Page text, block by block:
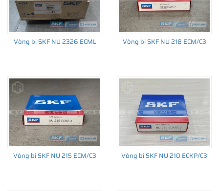
Vòng bi SKF NU 2326 ECML Vòng bi SKF NU 218 ECM/C3
Vòng bi SKF NU 215 ECM/C3 Vòng bi SKF NU 210 ECKP/C3